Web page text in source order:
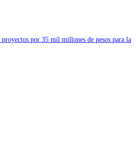
proyectos por 35 mil millones de pesos para la